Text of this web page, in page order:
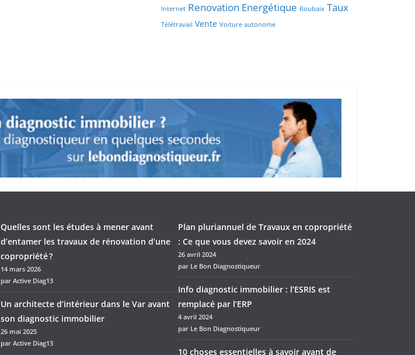
Internet Renovation Energétique Roubaix Taux
Télétravail Vente Voiture autonome
Quelles sont les études à mener avant
d’entamer les travaux de rénovation d’une
copropriété ?
14 mars 2026
par Active Diag13
Un architecte d’intérieur dans le Var avant
son diagnostic immobilier
26 mai 2025
par Active Diag13
Plan pluriannuel de Travaux en copropriété
: Ce que vous devez savoir en 2024
26 avril 2024
par Le Bon Diagnostiqueur
Info diagnostic immobilier : l’ESRIS est
remplacé par l’ERP
4 avril 2024
par Le Bon Diagnostiqueur
10 choses essentielles à savoir avant de